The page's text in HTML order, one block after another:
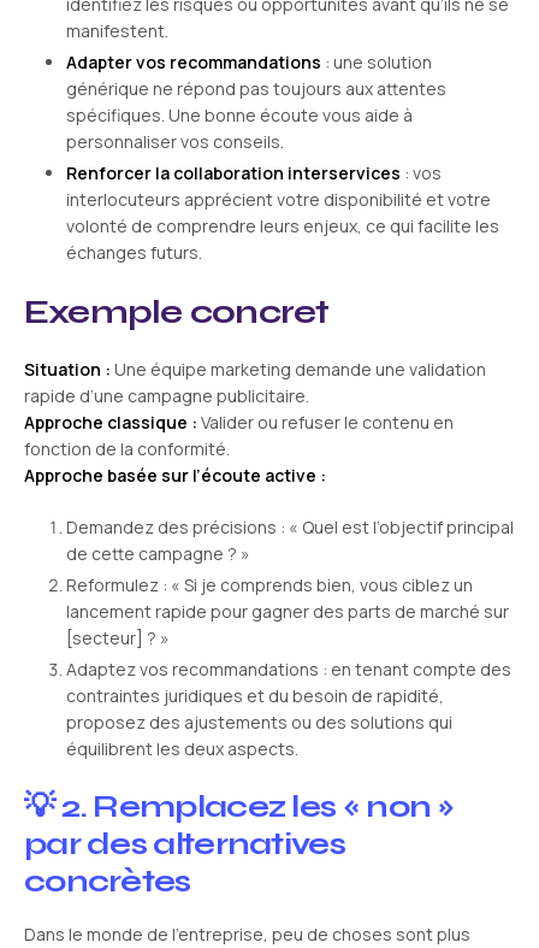
manifestent.
Adapter vos recommandations : une solution
générique ne répond pas toujours aux attentes
spécifiques. Une bonne écoute vous aide à
personnaliser vos conseils.
Renforcer la collaboration interservices : vos
interlocuteurs apprécient votre disponibilité et votre
volonté de comprendre leurs enjeux, ce qui facilite les
échanges futurs.
Exemple concret
Situation : Une équipe marketing demande une validation
rapide d’une campagne publicitaire.
Approche classique : Valider ou refuser le contenu en
fonction de la conformité.
Approche basée sur l’écoute active :
Demandez des précisions : « Quel est l’objectif principal
de cette campagne ? »
Reformulez : « Si je comprends bien, vous ciblez un
lancement rapide pour gagner des parts de marché sur
[secteur] ? »
Adaptez vos recommandations : en tenant compte des
contraintes juridiques et du besoin de rapidité,
proposez des ajustements ou des solutions qui
équilibrent les deux aspects.
💡 2. Remplacez les « non »
par des alternatives
concrètes
Dans le monde de l’entreprise, peu de choses sont plus